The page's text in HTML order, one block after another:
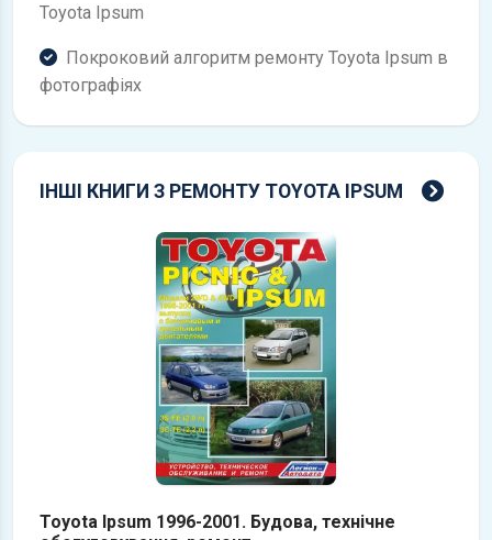
Toyota Ipsum
Покроковий алгоритм ремонту Toyota Ipsum в
фотографіях
ІНШІ КНИГИ З РЕМОНТУ TOYOTA IPSUM
Toyota Ipsum 1996-2001. Будова, технічне